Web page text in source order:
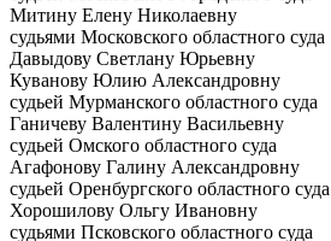
Митину Елену Николаевну
судьями Московского областного суда
Давыдову Светлану Юрьевну
Куванову Юлию Александровну
судьей Мурманского областного суда
Ганичеву Валентину Васильевну
судьей Омского областного суда
Агафонову Галину Александровну
судьей Оренбургского областного суда
Хорошилову Ольгу Ивановну
судьями Псковского областного суда